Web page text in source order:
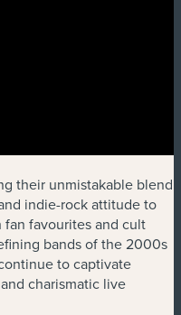
their unmistakable blend
indie-rock attitude to
favourites and cult
bands of the 2000s
to captivate
charismatic live